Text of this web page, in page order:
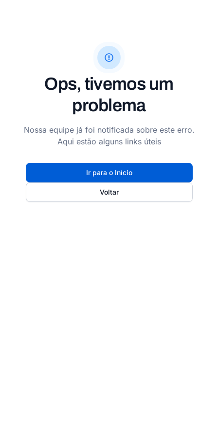
Ops, tivemos um
problema
Nossa equipe já foi notificada sobre este erro.
Aqui estão alguns links úteis
Ir para o Início
Voltar